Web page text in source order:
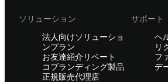
ソリューション
法人向けソリューショ
ンプラン
お友達紹介リベート
コブランディング製品
正規販売代理店
サポート
ヘ
リ
フ
デ